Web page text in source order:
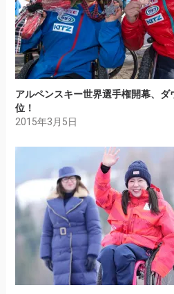
アルペンスキー世界選手権開幕、ダ
位！
2015年3月5日